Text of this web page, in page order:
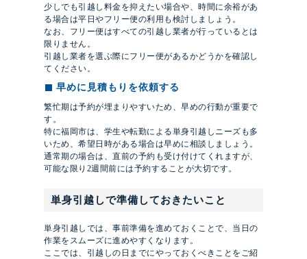
少しでも引越し料金を抑えたい場合や、時間に余裕があ
る場合は平日やフリー便の利用も検討しましょう。
なお、フリー便はすべての引越し業者が行っているとは
限りません。
引越し業者を選ぶ際にフリー便があるかどうかを確認し
てください。
早めに見積もりを依頼する
繁忙期は予約が埋まりやすいため、早めの行動が重要で
す。
特に福岡市は、学生や転勤による単身引越しニーズも多
いため、希望日時がある場合は早めに相談しましょう。
通常期の場合は、直前の予約も受け付けてくれますが、
可能な限り2週間前には予約することが大切です。
単身引越しで準備しておきたいこと
単身引越しでは、事前準備を進めておくことで、当日の
作業をスムーズに進めやすくなります。
ここでは、引越しの日までにやっておくべきことをご紹